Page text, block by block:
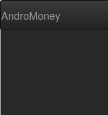
AndroMoney